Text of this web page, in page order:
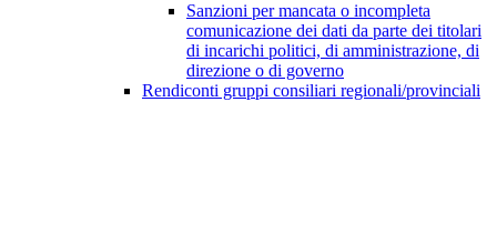
Sanzioni per mancata o incompleta
comunicazione dei dati da parte dei titolari
di incarichi politici, di amministrazione, di
direzione o di governo
Rendiconti gruppi consiliari regionali/provinciali